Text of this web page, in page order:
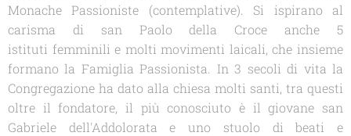
Monache Passioniste (contemplative). Si ispirano al
carisma di san Paolo della Croce anche 5
istituti femminili e molti movimenti laicali, che insieme
formano la Famiglia Passionista. In 3 secoli di vita la
Congregazione ha dato alla chiesa molti santi, tra questi
oltre il fondatore, il più conosciuto è il giovane san
Gabriele dell'Addolorata e uno stuolo di beati e